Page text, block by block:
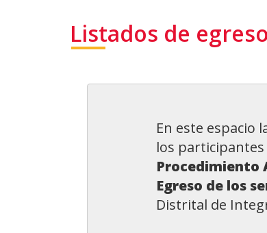
Listados de
En este espacio
los
Procedimiento
Egreso de los
Distrital de